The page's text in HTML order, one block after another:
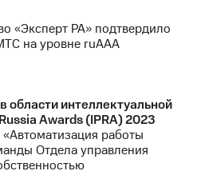
«Эксперт РА» подтвердило
на уровне ruAAA
области интеллектуальной
Awards (IPRA) 2023
работы
Отдела управления